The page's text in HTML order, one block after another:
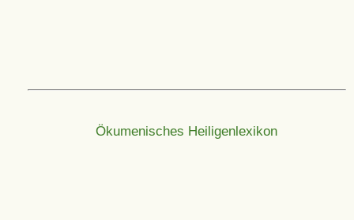
Ökumenisches Heiligenlexikon